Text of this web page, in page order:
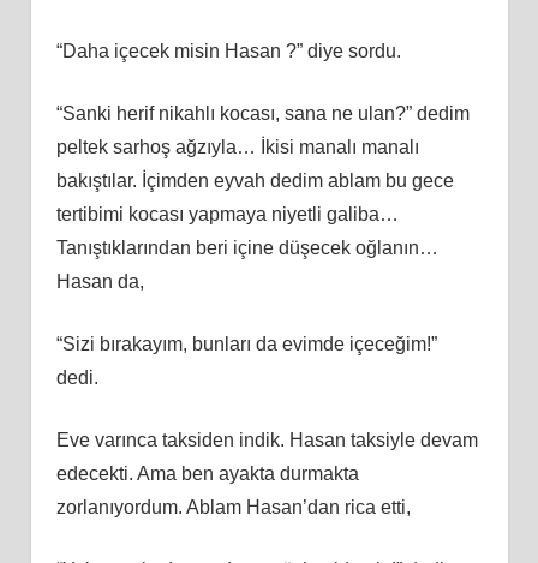
“Daha içecek misin Hasan ?” diye sordu.
“Sanki herif nikahlı kocası, sana ne ulan?” dedim
peltek sarhoş ağzıyla… İkisi manalı manalı
bakıştılar. İçimden eyvah dedim ablam bu gece
tertibimi kocası yapmaya niyetli galiba…
Tanıştıklarından beri içine düşecek oğlanın…
Hasan da,
“Sizi bırakayım, bunları da evimde içeceğim!”
dedi.
Eve varınca taksiden indik. Hasan taksiyle devam
edecekti. Ama ben ayakta durmakta
zorlanıyordum. Ablam Hasan’dan rica etti,